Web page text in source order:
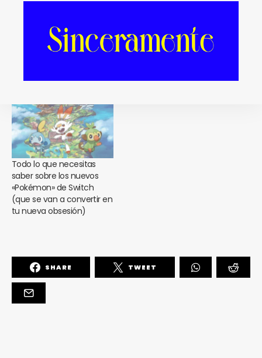
El D’A 2018 nos ha regalado
«Grímsey»
Macbook Air, iPad Pro, Mac
de Apple!
Todo lo que necesitas
saber sobre los nuevos
«Pokémon» de Switch
(que se van a convertir en
tu nueva obsesión)
SHARE TWEET